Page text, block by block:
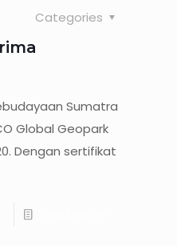
Categories
Sumatra
Global Geopark
Dengan sertifikat